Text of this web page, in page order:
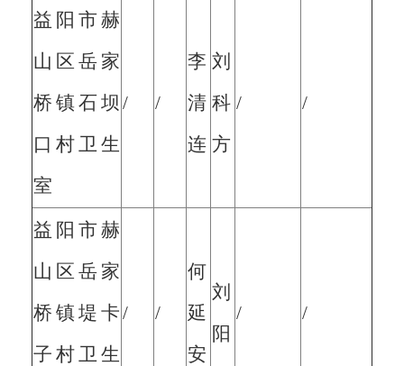
益阳市赫
山区岳家
桥镇石坝
口村卫生
室
/ /
李
清
连
刘
科
方
/ /
益阳市赫
山区岳家
桥镇堤卡
子村卫生
/ /
何
延
安
刘
阳
/ /